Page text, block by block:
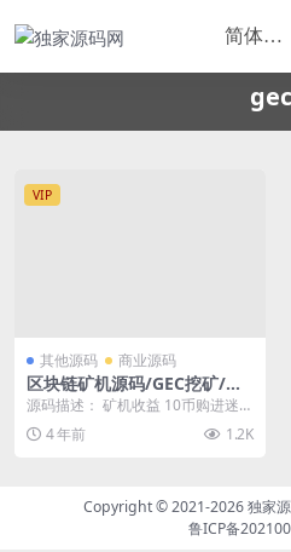
gec
VIP
其他源码 商业源码
区块链矿机源码/GEC挖矿/矿
场/矿池源码/虚拟币/算力矿机
源码描述： 矿机收益 10币购进迷你
云矿机：0.167币/天，180天，每人
限购...4 年前 1.2K
Copyright © 2021-2026独家
鲁ICP备